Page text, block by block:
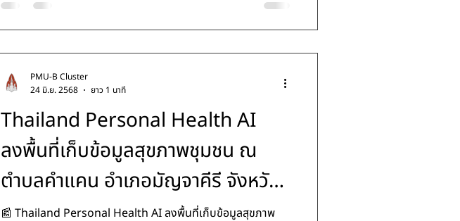
Thailand Personal Health AI
ลงพื้นที่เก็บข้อมูลสุขภาพชุมชน ณ
ตำบลคำแคน อำเภอมัญจาคีรี จังหวัด
ขอนแก่น
📰 Thailand Personal Health AI ลงพื้นที่เก็บข้อมูลสุขภาพ
PMU-B Cluster
24 มิ.ย. 2568
ยาว 1 นาที